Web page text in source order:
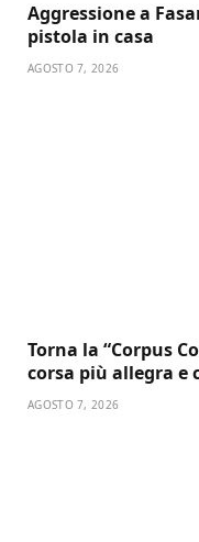
Aggressione a
pistola in casa
AGOSTO 7, 2026
Torna la “Corpus
corsa più allegra e
AGOSTO 7, 2026